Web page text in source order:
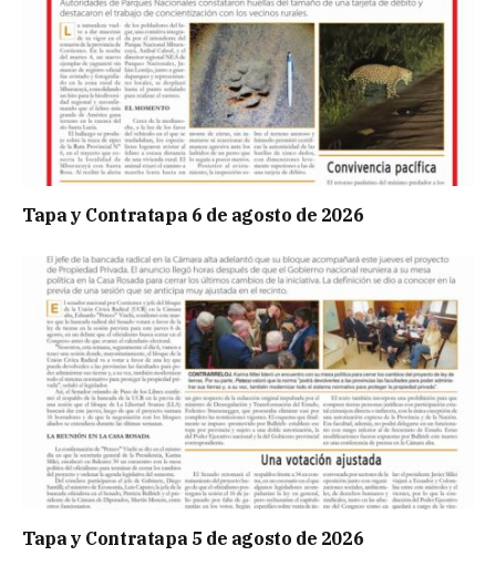
Tapa y Contratapa 6 de agosto de 2026
Tapa y Contratapa 5 de agosto de 2026